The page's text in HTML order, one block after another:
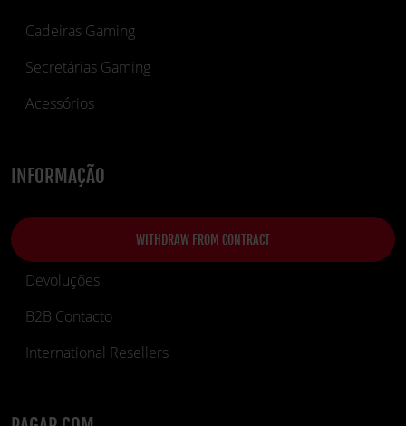
Cadeiras Gaming
Secretárias Gaming
Acessórios
INFORMAÇÃO
WITHDRAW FROM CONTRACT
Devoluções
B2B Contacto
International Resellers